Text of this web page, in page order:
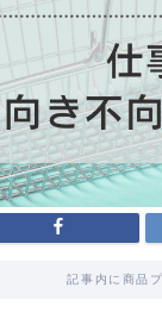
記事内に商品